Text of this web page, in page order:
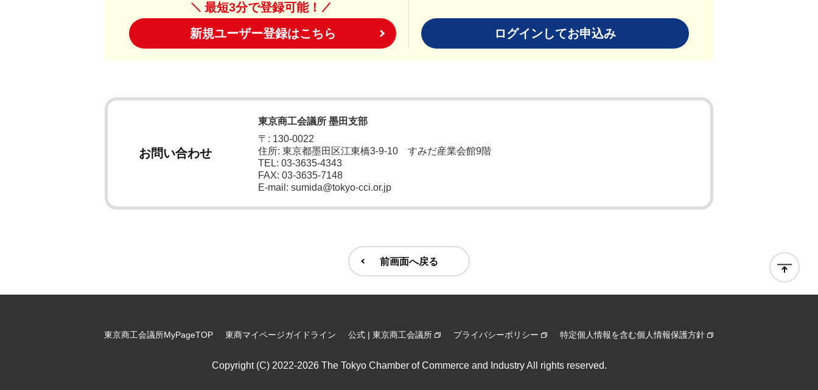
最短3分で登録可能！
新規ユーザー登録はこちら ログインしてお申込み
お問い合わせ
東京商工会議所 墨田支部
〒: 130-0022
住所: 東京都墨田区江東橋3-9-10 すみだ産業会館9階
TEL: 03-3635-4343
FAX: 03-3635-7148
E-mail: sumida@tokyo-cci.or.jp
前画面へ戻る
東京商工会議所MyPageTOP 東商マイページガイドライン 公式 | 東京商工会議所 プライバシーポリシー 特定個人情報を含む個人情報保護方針
Copyright (C) 2022-2026 The Tokyo Chamber of Commerce and Industry All rights reserved.